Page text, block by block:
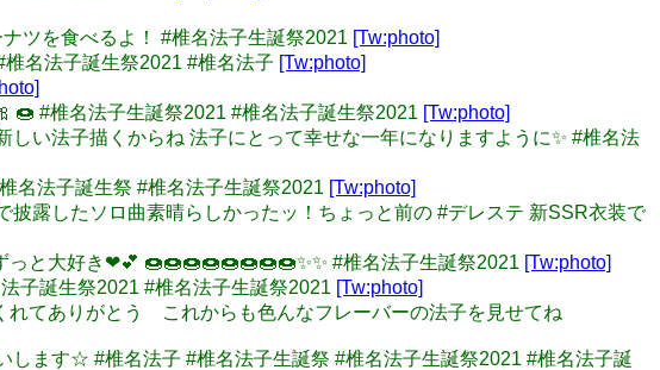
ツを食べるよ！ #椎名法子生誕祭2021 [Tw:photo]
名法子誕生祭2021 #椎名法子 [Tw:photo]
#椎名法子生誕祭2021 #椎名法子誕生祭2021 [Tw:photo]
い法子描くからね 法子にとって幸せな一年になりますように✨ #椎名法
名法子誕生祭 #椎名法子生誕祭2021 [Tw:photo]
露したソロ曲素晴らしかったッ！ちょっと前の #デレステ 新SSR衣装で
と大好き❤💕 🍩🍩🍩🍩🍩🍩🍩🍩✨✨ #椎名法子生誕祭2021 [Tw:photo]
子誕生祭2021 #椎名法子生誕祭2021 [Tw:photo]
れてありがとう これからも色んなフレーバーの法子を見せてね
します☆ #椎名法子 #椎名法子生誕祭 #椎名法子生誕祭2021 #椎名法子誕